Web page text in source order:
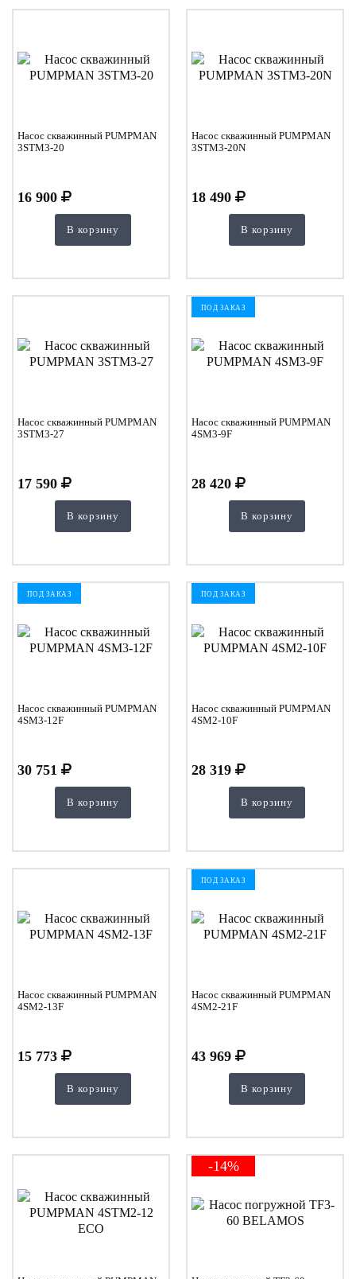
Насос скважинный PUMPMAN
3STM3-20
16 900
В корзину
Насос скважинный PUMPMAN
3STM3-20N
18 490
В корзину
Насос скважинный PUMPMAN
3STM3-27
17 590
В корзину
ПОД ЗАКАЗ
Насос скважинный PUMPMAN
4SM3-9F
28 420
В корзину
ПОД ЗАКАЗ
Насос скважинный PUMPMAN
4SM3-12F
30 751
В корзину
ПОД ЗАКАЗ
Насос скважинный PUMPMAN
4SM2-10F
28 319
В корзину
Насос скважинный PUMPMAN
4SM2-13F
15 773
В корзину
ПОД ЗАКАЗ
Насос скважинный PUMPMAN
4SM2-21F
43 969
В корзину
-14%